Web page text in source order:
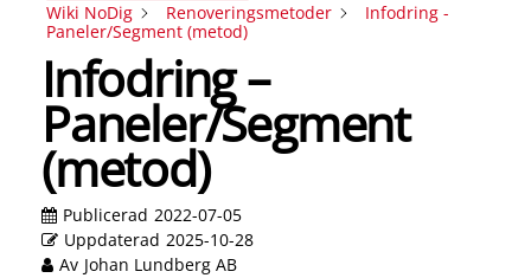
Wiki NoDig
Renoveringsmetoder
Infodring -
Paneler/Segment (metod)
Infodring –
Paneler/Segment
(metod)
Publicerad 2022-07-05
Uppdaterad 2025-10-28
Av Johan Lundberg AB